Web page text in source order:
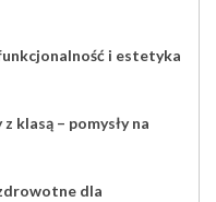
i estetyka
klasą – pomysły na
dla